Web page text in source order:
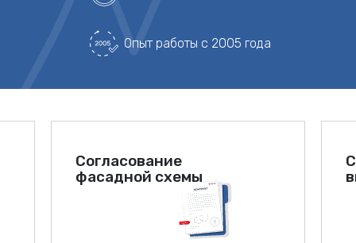
Опыт работы с 2005 года
Согласование
фасадной схемы